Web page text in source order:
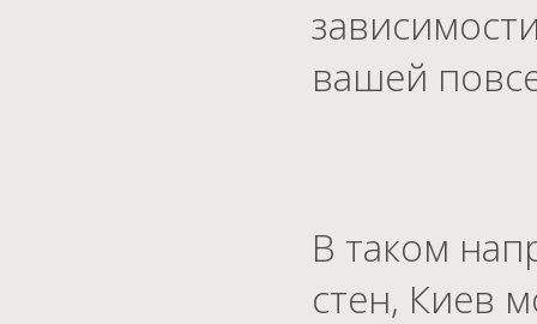
вашей
В таком
стен, Киев